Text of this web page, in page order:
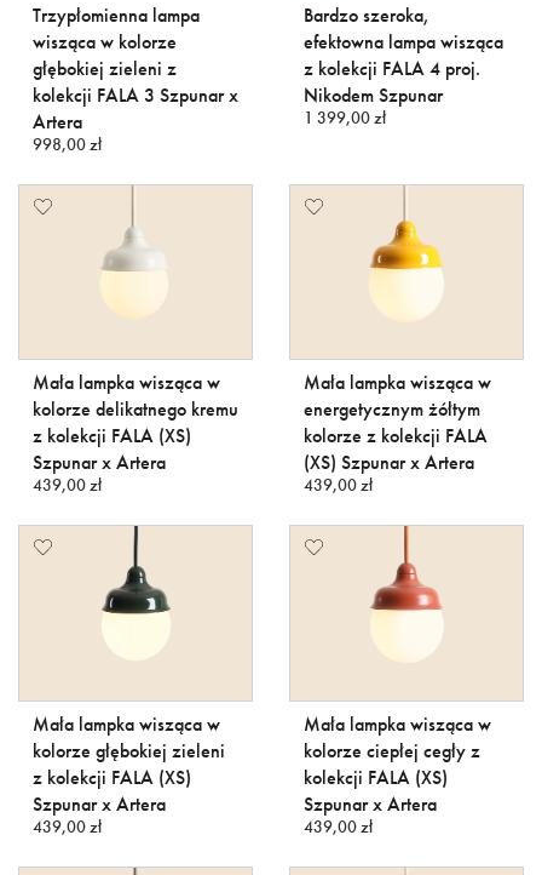
Trzypłomienna lampa
wisząca w kolorze
głębokiej zieleni z
kolekcji FALA 3 Szpunar x
Artera
998,00 zł
Bardzo szeroka,
efektowna lampa wisząca
z kolekcji FALA 4 proj.
Nikodem Szpunar
1 399,00 zł
Mała lampka wisząca w
kolorze delikatnego kremu
z kolekcji FALA (XS)
Szpunar x Artera
439,00 zł
Mała lampka wisząca w
energetycznym żółtym
kolorze z kolekcji FALA
(XS) Szpunar x Artera
439,00 zł
Mała lampka wisząca w
kolorze głębokiej zieleni
z kolekcji FALA (XS)
Szpunar x Artera
439,00 zł
Mała lampka wisząca w
kolorze ciepłej cegły z
kolekcji FALA (XS)
Szpunar x Artera
439,00 zł